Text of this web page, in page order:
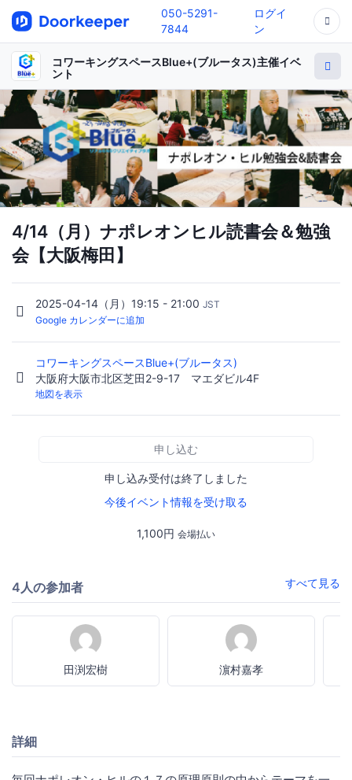
050-5291-
7844
ログイ
ン
コワーキングスペースBlue+(ブルータス)主催イベ
ント
4/14（月）ナポレオンヒル読書会＆勉強
会【大阪梅田】
2025-04-14（月）19:15 - 21:00 JST
Google カレンダーに追加
コワーキングスペースBlue+(ブルータス)
大阪府大阪市北区芝田2-9-17 マエダビル4F
地図を表示
申し込む
申し込み受付は終了しました
今後イベント情報を受け取る
1,100円 会場払い
4人の参加者 すべて見る
田渕宏樹 濵村嘉孝
詳細